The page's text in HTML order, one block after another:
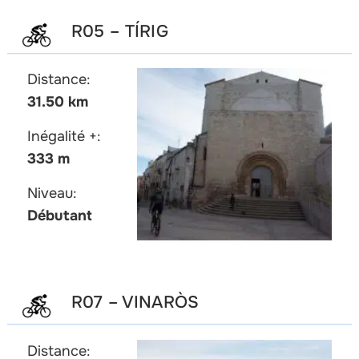
R05 – TÍRIG
Distance:
31.50 km
Inégalité +:
333 m
Niveau:
Débutant
R07 – VINARÒS
Distance: